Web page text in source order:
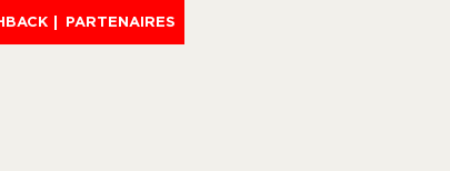
PARTENAIRES